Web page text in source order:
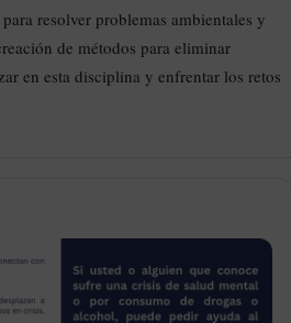
resolver problemas ambientales y
de métodos para eliminar
en esta disciplina y enfrentar los retos